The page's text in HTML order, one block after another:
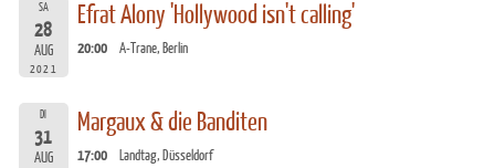
SA
28
AUG
2021
Efrat Alony 'Hollywood isn't calling'
20:00 A-Trane, Berlin
DI
31
AUG
Margaux & die Banditen
17:00 Landtag, Düsseldorf